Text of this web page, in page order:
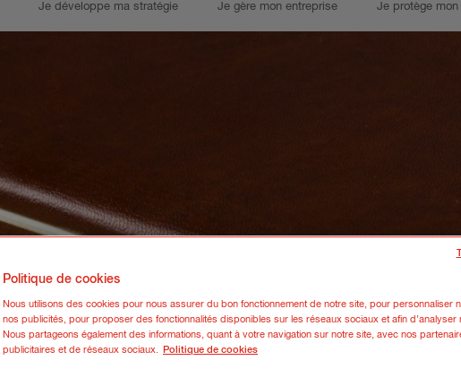
Je développe ma stratégie Je gère mon entreprise Je protège
Politique de cookies
Nous utilisons des cookies pour nous assurer du bon fonctionnement de notre site, pour personnaliser
nos publicités, pour proposer des fonctionnalités disponibles sur les réseaux sociaux et afin d’analyser
Nous partageons également des informations, quant à votre navigation sur notre site, avec nos
publicitaires et de réseaux sociaux. Politique de cookies